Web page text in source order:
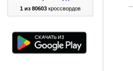
1 из 80603 кроссвордов